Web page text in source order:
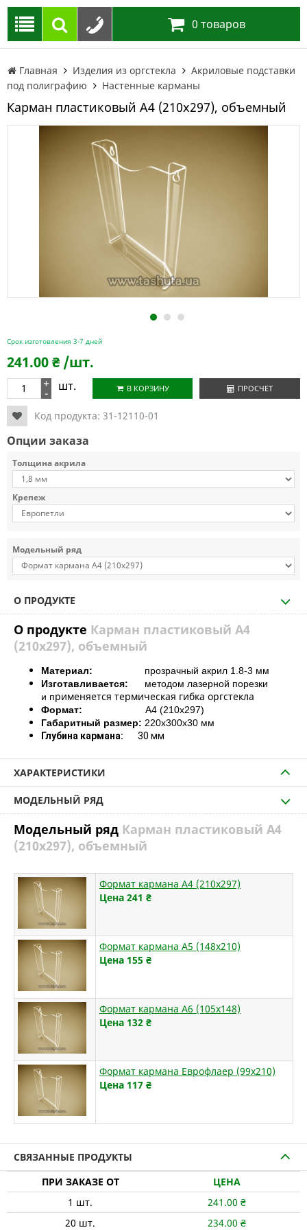
0 товаров
Главная Изделия из оргстекла
Акриловые подставки
под полиграфию
Настенные карманы
Карман пластиковый А4 (210х297), объемный
1 2 3
Срок изготовления 3-7 дней
241.00₴ /шт.
+
- шт. В КОРЗИНУ ПРОСЧЕТ
Код продукта: 31-12110-01
Опции заказа
Толщина акрила
Крепеж
Модельный ряд
О ПРОДУКТЕ
О продукте Карман пластиковый А4
(210х297), объемный
Материал: прозрачный акрил 1.8-3 мм
Изготавливается: методом лазерной порезки
и применяется термическая гибка оргстекла
Формат: А4 (210х297)
Габаритный размер: 220х300х30 мм
Глубина кармана:
30 мм
ХАРАКТЕРИСТИКИ
МОДЕЛЬНЫЙ РЯД
Модельный ряд Карман пластиковый А4
(210х297), объемный
Формат кармана А4 (210х297)
Цена 241 ₴
Формат кармана А5 (148х210)
Цена 155 ₴
Формат кармана А6 (105х148)
Цена 132 ₴
Формат кармана Еврофлаер (99х210)
Цена 117 ₴
СВЯЗАННЫЕ ПРОДУКТЫ
ПРИ ЗАКАЗЕ ОТ
ЦЕНА
1 шт. 241.00 ₴
20 шт. 234.00 ₴